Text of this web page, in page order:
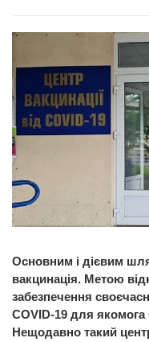
Основним і дієвим
вакцинація. Метою
забезпечення
COVID-19 для якомога
Нещодавно такий